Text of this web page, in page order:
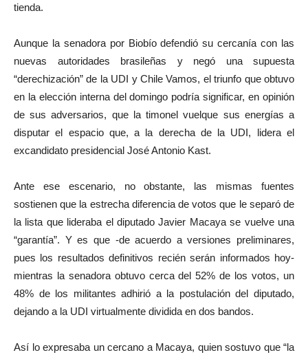
tienda.
Aunque la senadora por Biobío defendió su cercanía con las
nuevas autoridades brasileñas y negó una supuesta
“derechización” de la UDI y Chile Vamos, el triunfo que obtuvo
en la elección interna del domingo podría significar, en opinión
de sus adversarios, que la timonel vuelque sus energías a
disputar el espacio que, a la derecha de la UDI, lidera el
excandidato presidencial José Antonio Kast.
Ante ese escenario, no obstante, las mismas fuentes
sostienen que la estrecha diferencia de votos que le separó de
la lista que lideraba el diputado Javier Macaya se vuelve una
“garantía”. Y es que -de acuerdo a versiones preliminares,
pues los resultados definitivos recién serán informados hoy-
mientras la senadora obtuvo cerca del 52% de los votos, un
48% de los militantes adhirió a la postulación del diputado,
dejando a la UDI virtualmente dividida en dos bandos.
Así lo expresaba un cercano a Macaya, quien sostuvo que “la